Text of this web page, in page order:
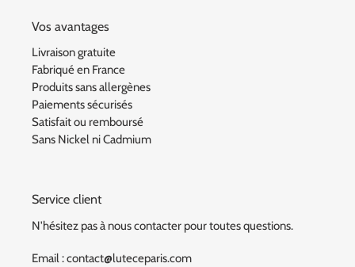
Vos avantages
Livraison gratuite
Fabriqué en France
Produits sans allergènes
Paiements sécurisés
Satisfait ou remboursé
Sans Nickel ni Cadmium
Service client
N'hésitez pas à nous contacter pour toutes questions.
Email : contact@luteceparis.com